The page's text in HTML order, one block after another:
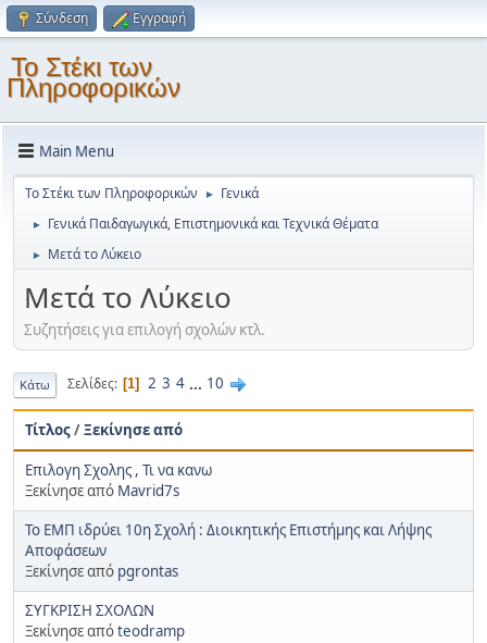
Σύνδεση Εγγραφή
Το Στέκι των
Πληροφορικών
Main Menu
Το Στέκι των Πληροφορικών ► Γενικά
► Γενικά Παιδαγωγικά, Επιστημονικά και Τεχνικά Θέματα
► Μετά το Λύκειο
Μετά το Λύκειο
Συζητήσεις για επιλογή σχολών κτλ.
Κάτω Σελίδες 1 2 3 4 ... 10
Τίτλος/Ξεκίνησε από
Επιλογη Σχολης , Τι να κανω
Ξεκίνησε από Mavrid7s
Το ΕΜΠ ιδρύει 10η Σχολή : Διοικητικής Επιστήμης και Λήψης
Αποφάσεων
Ξεκίνησε από pgrontas
ΣΥΓΚΡΙΣΗ ΣΧΟΛΩΝ
Ξεκίνησε απόteodramp